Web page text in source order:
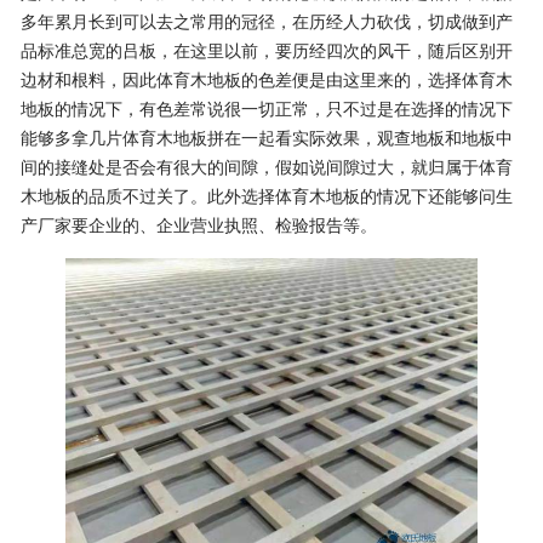
多年累月长到可以去之常用的冠径，在历经人力砍伐，切成做到产
品标准总宽的吕板，在这里以前，要历经四次的风干，随后区别开
边材和根料，因此体育木地板的色差便是由这里来的，选择体育木
地板的情况下，有色差常说很一切正常，只不过是在选择的情况下
能够多拿几片体育木地板拼在一起看实际效果，观查地板和地板中
间的接缝处是否会有很大的间隙，假如说间隙过大，就归属于体育
木地板的品质不过关了。此外选择体育木地板的情况下还能够问生
产厂家要企业的、企业营业执照、检验报告等。